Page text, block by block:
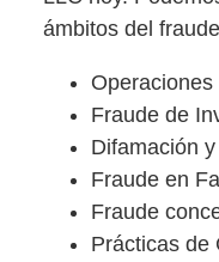
ámbitos del
Fraude de
Difamación
Fraude en
Fraude
Prácticas de